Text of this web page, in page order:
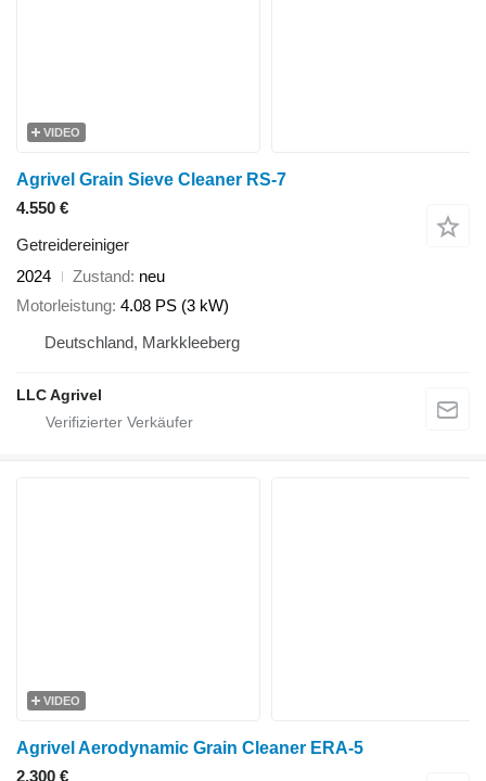
VIDEO
Agrivel Grain Sieve Cleaner RS-7
4.550 €
Getreidereiniger
2024
Zustand
neu
Motorleistung 4.08 PS (3 kW)
Deutschland, Markkleeberg
LLC Agrivel
VIDEO
Agrivel Aerodynamic Grain Cleaner ERA-5
2.300 €